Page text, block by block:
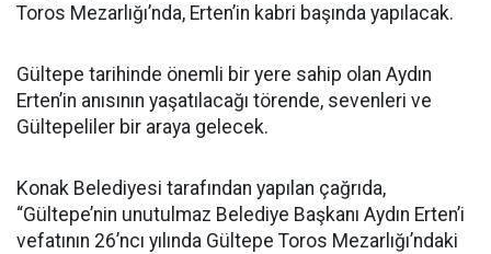
Toros Mezarlığı’nda, Erten’in kabri başında yapılacak.
Gültepe tarihinde önemli bir yere sahip olan Aydın
Erten’in anısının yaşatılacağı törende, sevenleri ve
Gültepeliler bir araya gelecek.
Konak Belediyesi tarafından yapılan çağrıda,
“Gültepe’nin unutulmaz Belediye Başkanı Aydın Erten’i
vefatının 26’ncı yılında Gültepe Toros Mezarlığı’ndaki